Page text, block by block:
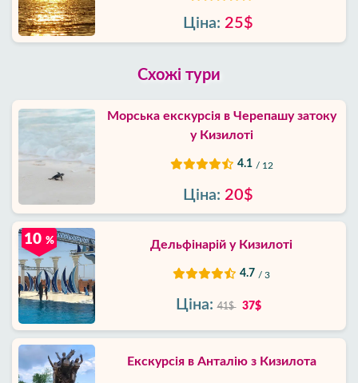
Ціна: 25$
Схожі тури
Морська екскурсія в Черепашу затоку
у Кизилоті
4.1 / 12
Ціна: 20$
Дельфінарій у Кизилоті
4.7 / 3
10 %
Ціна: 41$ 37$
Екскурсія в Анталію з Кизилота